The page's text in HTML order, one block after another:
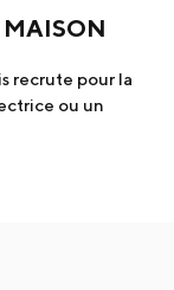
MAISON
recrute pour la
ou un